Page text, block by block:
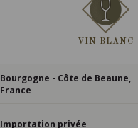
VIN BLANC
Bourgogne - Côte de Beaune,
France
Importation privée